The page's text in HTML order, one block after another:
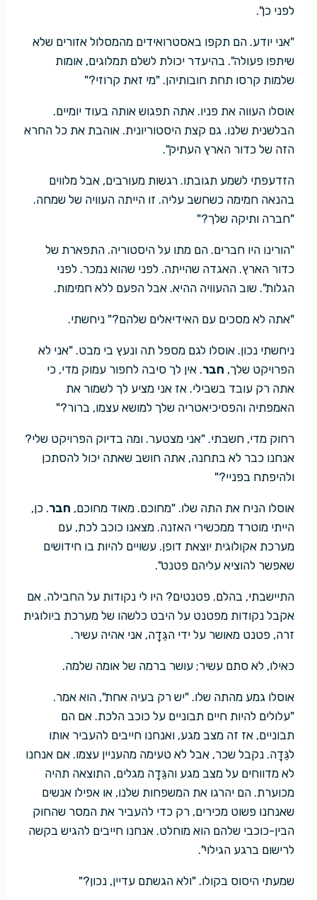
לפני כן".
"אני יודע. הם תקפו באסטרואידים מהמסלול אזורים שלא
שיתפו פעולה". בהיעדר יכולת לשלם תמלוגים, אומות
שלמות קרסו תחת חובותיהן. "מי זאת קרוזי?"
אוסלו העווה את פניו. אתה תפגוש אותה בעוד יומיים.
הבלשנית שלנו. גם קצת היסטוריונית. אוהבת את כל החרא
הזה של כדור הארץ העתיק".
הזדעפתי לשמע תגובתו. רגשות מעורבים, אבל מלווים
בהנאה חמימה כשחשב עליה. זו הייתה העוויה של שמחה.
"חברה ותיקה שלך?"
"הורינו היו חברים. הם מתו על היסטוריה. התפארת של
כדור הארץ. האגדה שהייתה. לפני שהוא נמכר. לפני
הגלות". שוב ההעוויה ההיא. אבל הפעם ללא חמימות.
"אתה לא מסכים עם האידיאלים שלהם?" ניחשתי.
ניחשתי נכון. אוסלו לגם מספל תה ונעץ בי מבט. "אני לא
הפרויקט שלך, חבר. אין לך סיבה לחפור עמוק מדי, כי
אתה רק עובד בשבילי. אז אני מציע לך לשמור את
האמפתיה והפסיכיאטריה שלך למושא עצמו, ברור?"
רחוק מדי, חשבתי. "אני מצטער. ומה בדיוק הפרויקט שלי?
אנחנו כבר לא בתחנה, אתה חושב שאתה יכול להסתכן
ולהיפתח בפניי?"
אוסלו הניח את התה שלו. "מחוכם. מאוד מחוכם, חבר. כן,
הייתי מוטרד ממכשירי האזנה. מצאנו כוכב לכת, עם
מערכת אקולוגית יוצאת דופן. עשויים להיות בו חידושים
שאפשר להוציא עליהם פטנט".
התיישבתי, בהלם. פטנטים? היו לי נקודות על החבילה. אם
אקבל נקודות מפטנט על היבט כלשהו של מערכת ביולוגית
זרה, פטנט מאושר על ידי הגֵּדָה, אני אהיה עשיר.
כאילו, לא סתם עשיר; עושר ברמה של אומה שלמה.
אוסלו גמע מהתה שלו. "יש רק בעיה אחת", הוא אמר.
"עלולים להיות חיים תבוניים על כוכב הלכת. אם הם
תבוניים, אז זה מצב מגע, ואנחנו חייבים להעביר אותו
לגֵּדָה. נקבל שכר, אבל לא טעימה מהעניין עצמו. אם אנחנו
לא מדווחים על מצב מגע והגֵּדָה מגלים, התוצאה תהיה
מכוערת. הם יהרגו את המשפחות שלנו, או אפילו אנשים
שאנחנו פשוט מכירים, רק כדי להעביר את המסר שהחוק
הבין-כוכבי שלהם הוא מוחלט. אנחנו חייבים להגיש בקשה
לרישום ברגע הגילוי".
שמעתי היסוס בקולו. "ולא הגשתם עדיין, נכון?"